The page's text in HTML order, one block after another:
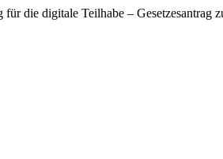
für die digitale Teilhabe –